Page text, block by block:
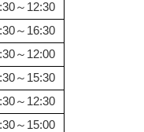
～12:30
～16:30
～12:00
～15:30
～12:30
～15:00